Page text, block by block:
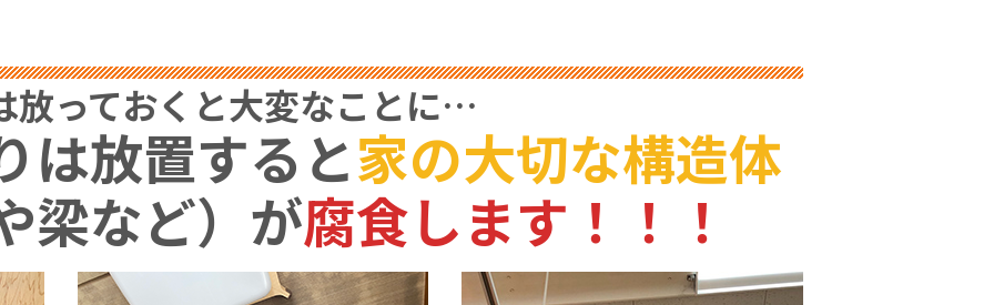
放っておくと大変なことに…
は放置すると家の大切な構造体
梁など）が腐食します！！！